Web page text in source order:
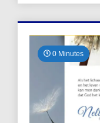
0 Minutes